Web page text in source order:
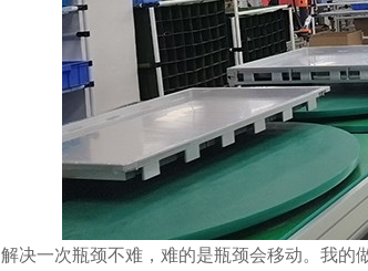
解决一次瓶颈不难，难的是瓶颈会移动。我的